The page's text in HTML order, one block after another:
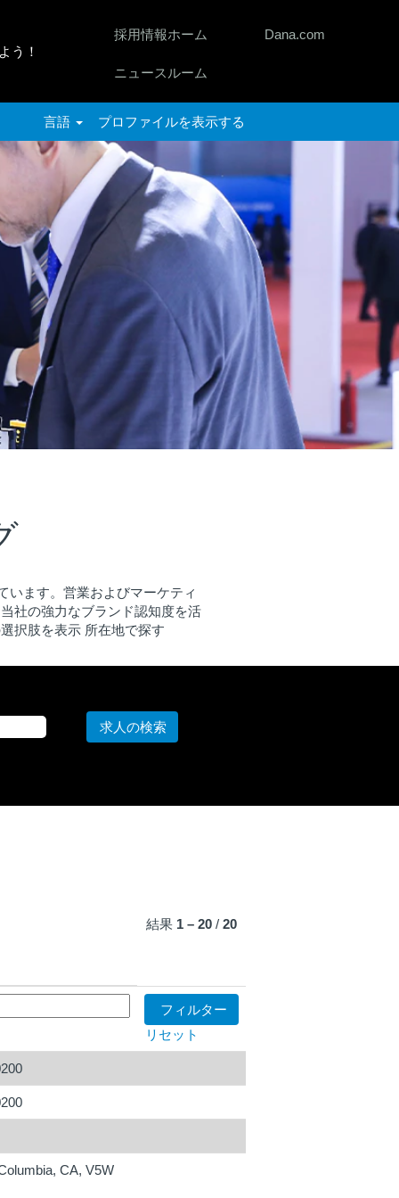
う！
採用情報ホーム Dana.com
ニュースルーム
言語 プロファイルを表示する
います。営業およびマーケティ
社の強力なブランド認知度を活
択肢を表示 所在地で探す
結果 1 – 20 / 20
リセット
CA, V5W